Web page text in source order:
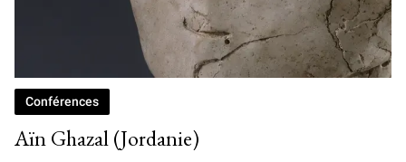
Aïn Ghazal (Jordanie)
Conférences